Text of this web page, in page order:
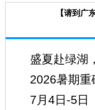
【请到广
盛夏赴绿湖
2026暑期
7月4日-5日